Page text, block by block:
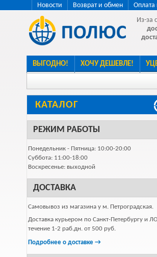
Новости Возврат и обмен Оплата
Из-за
ВЫГОДНО! ХОЧУ ДЕШЕВЛЕ!
КАТАЛОГ
РЕЖИМ РАБОТЫ
Понедельник - Пятница: 10:00-20:00
Суббота: 11:00-18:00
Воскресенье: выходной
ДОСТАВКА
Самовывоз из магазина у м. Петроградская.
Доставка курьером по Санкт-Петербургу и
течение 1-2 раб.дн. от 500 руб.
Подробнее о доставке →